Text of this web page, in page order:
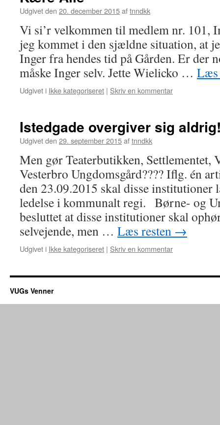
Udgivet den 20. december 2015aftnndkk
Vi si’r velkommen til medlem nr. 101,
jeg kommet i den sjældne situation, at
Inger fra hendes tid på Gården. Er der
måske Inger selv. Jette Wielicko … Læs
Udgivet i Ikke kategoriseret | Skriv en kommentar
Istedgade overgiver sig
Udgivet den 29. september 2015aftnndkk
Men gør Teaterbutikken, Settlementet,
Vesterbro Ungdomsgård???? Iflg. én
den 23.09.2015 skal disse institutioner
ledelse i kommunalt regi. Børne- og
besluttet at disse institutioner skal
selvejende, men … Læs resten →
Udgivet i Ikke kategoriseret | Skriv en kommentar
VUGs Venner